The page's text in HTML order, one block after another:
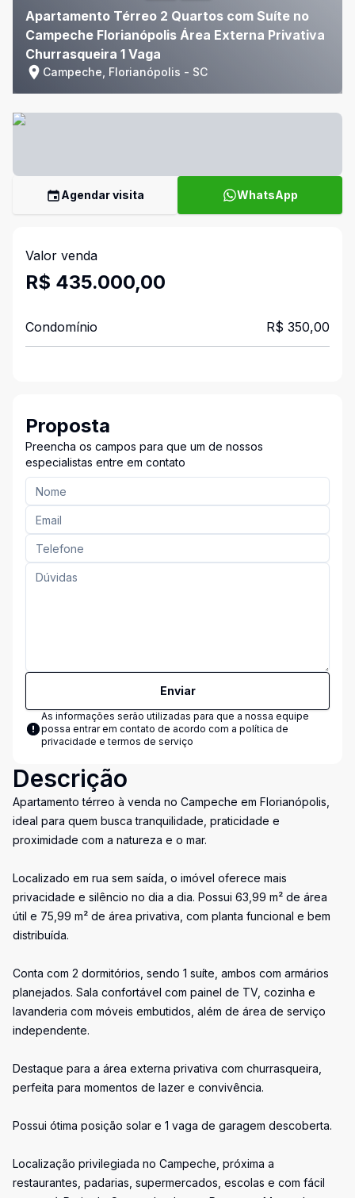
Apartamento Térreo 2 Quartos com Suíte no
Campeche Florianópolis Área Externa Privativa
Churrasqueira 1 Vaga
Campeche, Florianópolis - SC
Agendar visita WhatsApp
Valor venda
R$ 435.000,00
Condomínio R$ 350,00
Proposta
Preencha os campos para que um de nossos
especialistas entre em contato
Enviar
As informações serão utilizadas para que a nossa equipe
possa entrar em contato de acordo com a política de
privacidade e termos de serviço
Descrição
Apartamento térreo à venda no Campeche em Florianópolis,
ideal para quem busca tranquilidade, praticidade e
proximidade com a natureza e o mar.
Localizado em rua sem saída, o imóvel oferece mais
privacidade e silêncio no dia a dia. Possui 63,99 m² de área
útil e 75,99 m² de área privativa, com planta funcional e bem
distribuída.
Conta com 2 dormitórios, sendo 1 suíte, ambos com armários
planejados. Sala confortável com painel de TV, cozinha e
lavanderia com móveis embutidos, além de área de serviço
independente.
Destaque para a área externa privativa com churrasqueira,
perfeita para momentos de lazer e convivência.
Possui ótima posição solar e 1 vaga de garagem descoberta.
Localização privilegiada no Campeche, próxima a
restaurantes, padarias, supermercados, escolas e com fácil